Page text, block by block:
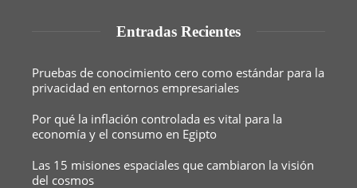
Entradas Recientes
Pruebas de conocimiento cero como estándar para la
privacidad en entornos empresariales
Por qué la inflación controlada es vital para la
economía y el consumo en Egipto
Las 15 misiones espaciales que cambiaron la visión
del cosmos